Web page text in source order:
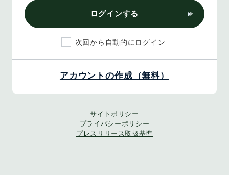
ログインする
次回から自動的にログイン
アカウントの作成（無料）
サイトポリシー
プライバシーポリシー
プレスリリース取扱基準